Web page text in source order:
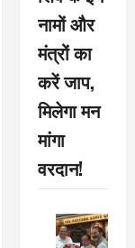
नामों और
मंत्रों का
करें जाप,
मिलेगा मन
मांगा
वरदान!